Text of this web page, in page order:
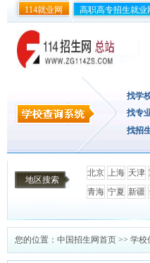
114就业网 高职高专招生就业
找学
找专
找招
地区搜索
北京 上海 天津
青海 宁夏 新疆
您的位置： 中国招生网首页 >> 学校